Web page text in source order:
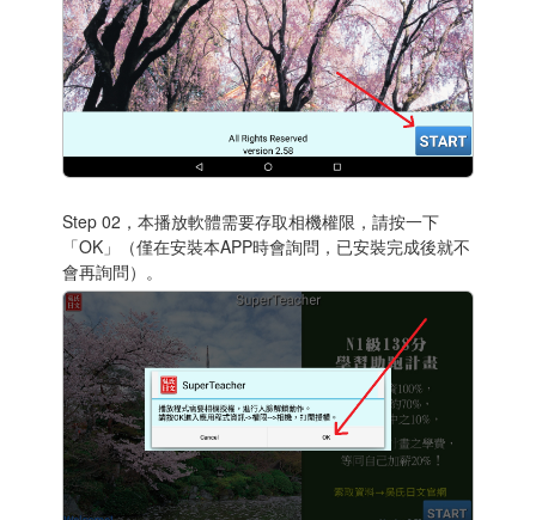
Step 02，本播放軟體需要存取相機權限，請按一下
「OK」（僅在安裝本APP時會詢問，已安裝完成後就不
會再詢問）。